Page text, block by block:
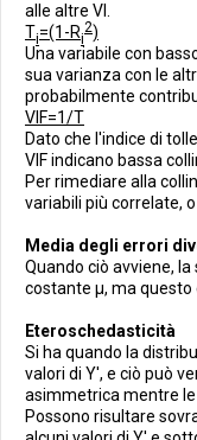
alle altre VI.
Ti=(1-Ri
2)
Una variabile con
sua varianza con le
probabilmente
VIF=1/T
Dato che l'indice di
VIF indicano bassa
Per rimediare alla
variabili più correlate,
Media degli errori
Quando ciò avviene,
costante μ, ma
Eteroschedasticità
Si ha quando la
valori di Y', e ciò può
asimmetrica mentre le
Possono risultare